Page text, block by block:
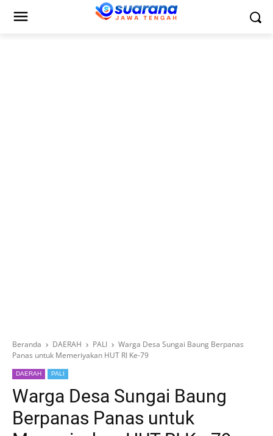
Beranda DAERAH PALI
Warga Desa Sungai Baung Berpanas
Panas untuk Memeriyakan HUT RI Ke-79
DAERAH PALI
Warga Desa Sungai Baung
Berpanas Panas untuk